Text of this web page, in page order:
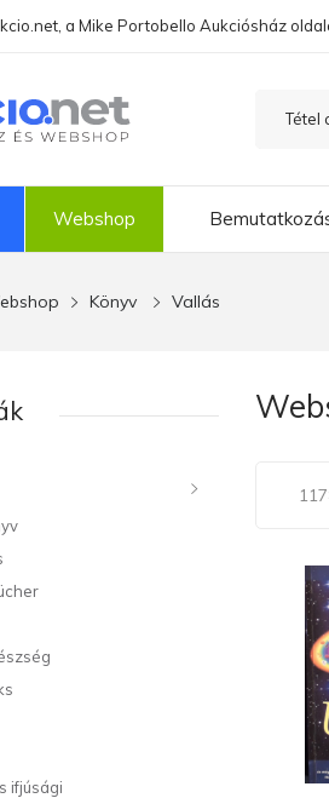
a Mike Portobello Aukciósház
Webshop
Könyv Vallás
ifjúsági